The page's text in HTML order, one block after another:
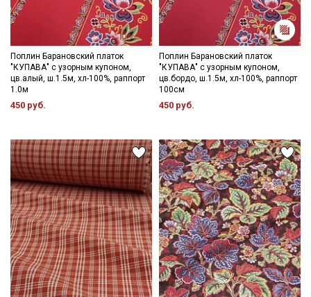
Поплин Барановский платок
"КУПАВА" с узорным купоном,
цв.алый, ш.1.5м, хл-100%, раппорт
1.0м
450 руб.
Поплин Барановский платок
"КУПАВА" с узорным купоном,
цв.бордо, ш.1.5м, хл-100%, раппорт
100см
450 руб.
Мы публикуем здесь дополнительные
промокоды и скидки до 30% на узкие
категории тканей
Электронная почта
Подписаться
Ознакомлен(а) с
Политикой обработки персональных
данныхи даюСогласие на обработку персональных
данных
ДаюСогласие на получение рекламных и
информационных рассылок